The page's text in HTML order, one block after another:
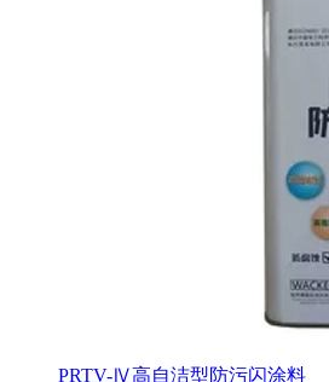
PRTV-Ⅳ高自洁型防污闪涂料